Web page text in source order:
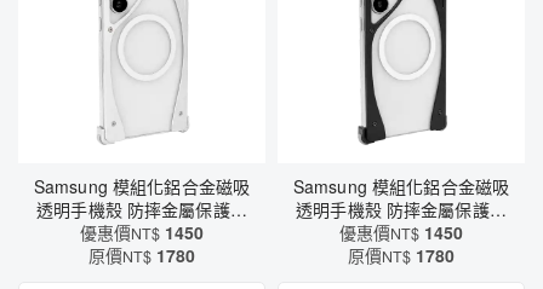
Samsung 模組化鋁合金磁吸
透明手機殼 防摔金屬保護框
MagSafe磁吸充電 × 全包鏡
頭防護 × CNC鋁合金工藝
優惠價NT$ 1450
原價NT$ 1780
Samsung 模組化鋁合金磁吸
透明手機殼 防摔金屬保護框
MagSafe磁吸充電 × 全包鏡
頭防護 × CNC鋁合金工藝
優惠價NT$ 1450
原價NT$ 1780